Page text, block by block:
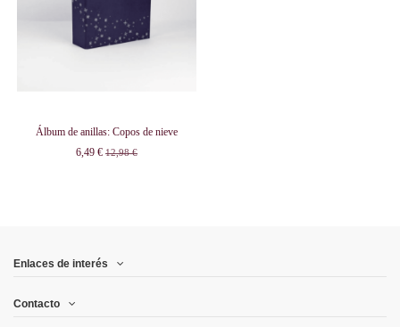
Álbum de anillas: Copos de nieve
6,49 € 12,98 €
Enlaces de interés
Contacto